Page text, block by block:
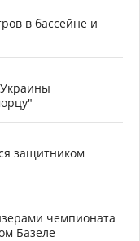
в бассейне и
защитником
чемпионата
Базеле